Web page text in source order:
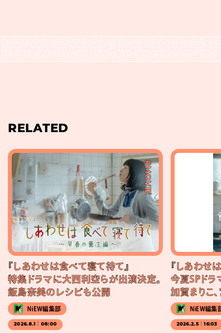
RELATED
#MOVIE
『しあわせは食べて寝て待て』
特集ドラマに大西利空らが出演決定。
飯島奈美のレシピも公開
NiEW編集部
2026.8.1｜08:00
『しあわせ
今夏SPドラ
加賀まりこ
NiEW編集
2026.2.5｜16:03